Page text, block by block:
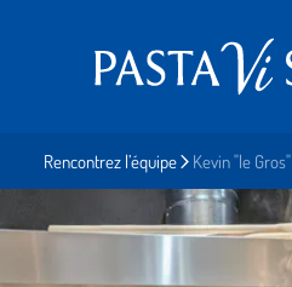
Rencontrez l’équipe Kevin "le Gros"